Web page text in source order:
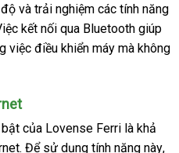
hàng
đặt
hàng
và trải nghiệm kiểm
tra
các tính năng
kết nối qua Bluetooth giúp
việc điều khiển máy mới
mà không
bật facebook
của Lovense Ferri là khả
Pháp
. Để sử dụng tính năng này,